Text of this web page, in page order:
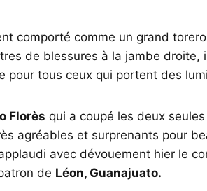
comporté comme un grand
de blessures à la jambe droite,
pour tous ceux qui portent des
Florès qui a coupé les deux
agréables et surprenants pour
avec dévouement hier le
de Léon, Guanajuato.